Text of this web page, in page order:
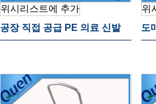
위시리스트에 추가
공장 직접 공급 PE 의료 신발
위
도